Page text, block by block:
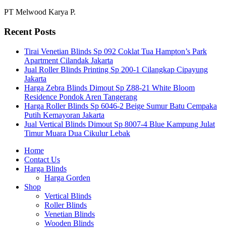
PT Melwood Karya P.
Recent Posts
Tirai Venetian Blinds Sp 092 Coklat Tua Hampton’s Park
Apartment Cilandak Jakarta
Jual Roller Blinds Printing Sp 200-1 Cilangkap Cipayung
Jakarta
Harga Zebra Blinds Dimout Sp Z88-21 White Bloom
Residence Pondok Aren Tangerang
Harga Roller Blinds Sp 6046-2 Beige Sumur Batu Cempaka
Putih Kemayoran Jakarta
Jual Vertical Blinds Dimout Sp 8007-4 Blue Kampung Julat
Timur Muara Dua Cikulur Lebak
Home
Contact Us
Harga Blinds
Harga Gorden
Shop
Vertical Blinds
Roller Blinds
Venetian Blinds
Wooden Blinds